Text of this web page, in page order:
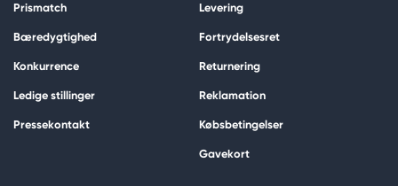
Prismatch
Bæredygtighed
Konkurrence
Ledige stillinger
Pressekontakt
Levering
Fortrydelsesret
Returnering
Reklamation
Købsbetingelser
Gavekort